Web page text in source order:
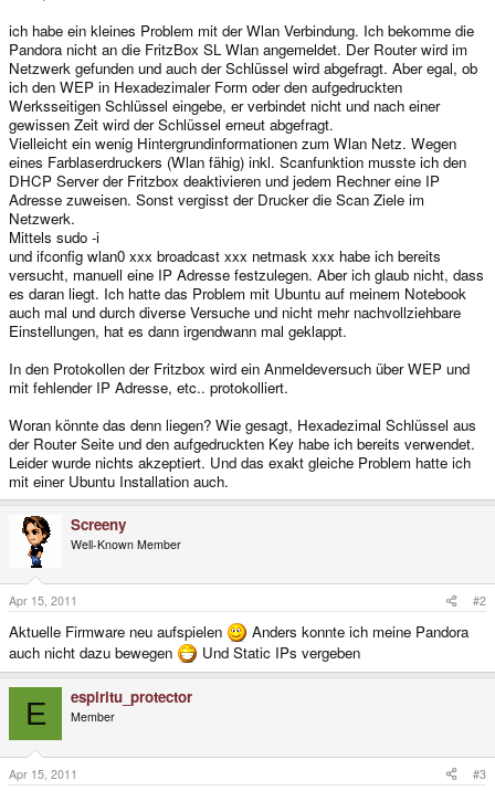
ich habe ein kleines Problem mit der Wlan Verbindung. Ich bekomme die
Pandora nicht an die FritzBox SL Wlan angemeldet. Der Router wird im
Netzwerk gefunden und auch der Schlüssel wird abgefragt. Aber egal, ob
ich den WEP in Hexadezimaler Form oder den aufgedruckten
Werksseitigen Schlüssel eingebe, er verbindet nicht und nach einer
gewissen Zeit wird der Schlüssel erneut abgefragt.
Vielleicht ein wenig Hintergrundinformationen zum Wlan Netz. Wegen
eines Farblaserdruckers (Wlan fähig) inkl. Scanfunktion musste ich den
DHCP Server der Fritzbox deaktivieren und jedem Rechner eine IP
Adresse zuweisen. Sonst vergisst der Drucker die Scan Ziele im
Netzwerk.
Mittels sudo -i
und ifconfig wlan0 xxx broadcast xxx netmask xxx habe ich bereits
versucht, manuell eine IP Adresse festzulegen. Aber ich glaub nicht, dass
es daran liegt. Ich hatte das Problem mit Ubuntu auf meinem Notebook
auch mal und durch diverse Versuche und nicht mehr nachvollziehbare
Einstellungen, hat es dann irgendwann mal geklappt.
In den Protokollen der Fritzbox wird ein Anmeldeversuch über WEP und
mit fehlender IP Adresse, etc.. protokolliert.
Woran könnte das denn liegen? Wie gesagt, Hexadezimal Schlüssel aus
der Router Seite und den aufgedruckten Key habe ich bereits verwendet.
Leider wurde nichts akzeptiert. Und das exakt gleiche Problem hatte ich
mit einer Ubuntu Installation auch.
Screeny
Well-Known Member
Apr 15, 2011 #2
Aktuelle Firmware neu aufspielen
Anders konnte ich meine Pandora
auch nicht dazu bewegen
Und Static IPs vergeben
E espiritu_protector
Member
Apr 15, 2011 #3